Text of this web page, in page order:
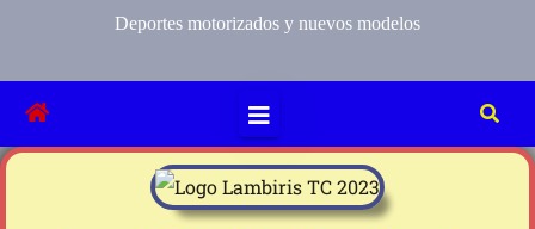
Deportes motorizados y nuevos modelos